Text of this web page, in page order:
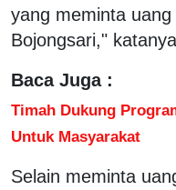
yang meminta
Bojongsari,"
Baca Juga :
Timah Dukung
Untuk Masyarakat
Selain meminta